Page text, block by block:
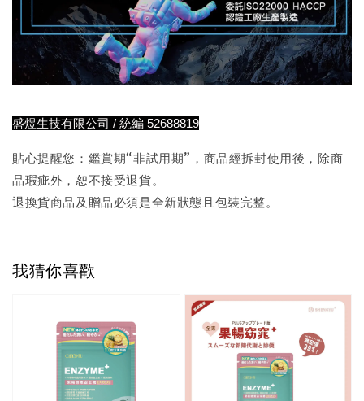
盛煜生技有限公司 / 統編 52688819
貼心提醒您：鑑賞期“非試用期”，商品經拆封使用後，除商
品瑕疵外，恕不接受退貨。
退換貨商品及贈品必須是全新狀態且包裝完整。
我猜你喜歡